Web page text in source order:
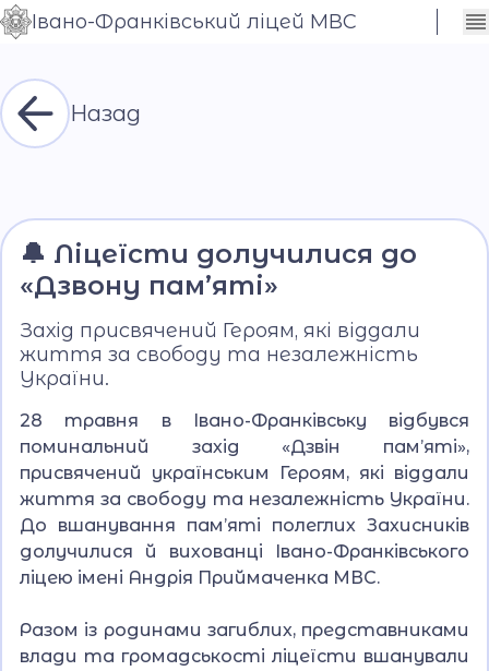
Контраст
Шрифт
Сховати
Івано-Франківський ліцей МВС
Назад
🔔 Ліцеїсти долучилися до
«Дзвону пам’яті»
Захід присвячений Героям, які віддали
життя за свободу та незалежність
України.
28 травня в Івано-Франківську відбувся
поминальний захід «Дзвін пам’яті»,
присвячений українським Героям, які віддали
життя за свободу та незалежність України.
До вшанування пам’яті полеглих Захисників
долучилися й вихованці Івано-Франківського
ліцею імені Андрія Приймаченка МВС.
Разом із родинами загиблих, представниками
влади та громадськості ліцеїсти вшанували